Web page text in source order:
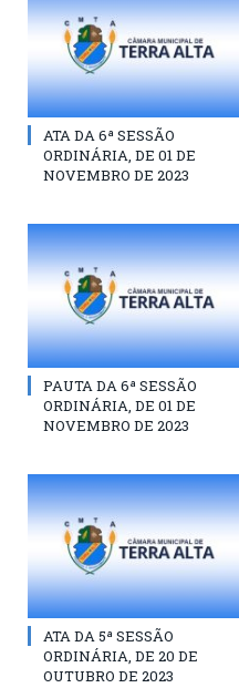
ATA DA 6ª SESSÃO
ORDINÁRIA, DE 01 DE
NOVEMBRO DE 2023
PAUTA DA 6ª SESSÃO
ORDINÁRIA, DE 01 DE
NOVEMBRO DE 2023
ATA DA 5ª SESSÃO
ORDINÁRIA, DE 20 DE
OUTUBRO DE 2023